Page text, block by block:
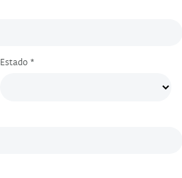
Estado *